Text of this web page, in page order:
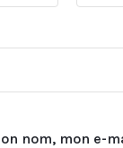
nom, mon e-